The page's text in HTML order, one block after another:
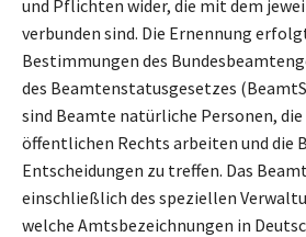
und Pflichten wider, die mit dem
verbunden sind. Die Ernennung
Bestimmungen des
des Beamtenstatusgesetzes
sind Beamte natürliche Personen, die
öffentlichen Rechts arbeiten und die
Entscheidungen zu treffen. Das
einschließlich des speziellen
welche Amtsbezeichnungen in